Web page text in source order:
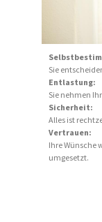
Sie
Entlastung:
Sie nehmen
Sicherheit:
Alles ist
Vertrauen:
Ihre Wünsche
umgesetzt.